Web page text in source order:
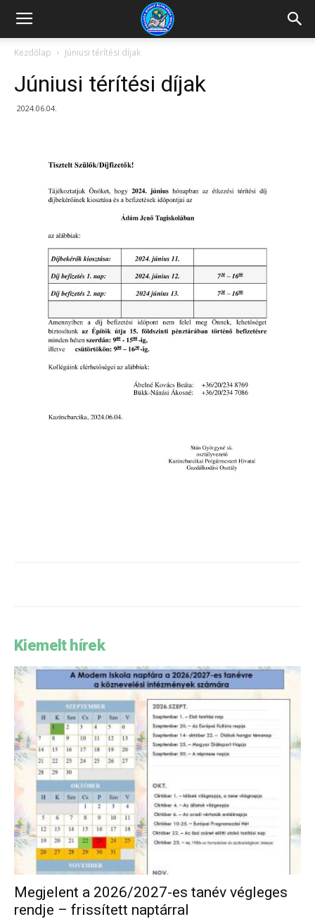
Kazincbarcikai
Pollack
Kezdőlap Júniusi térítési díjak
Júniusi térítési díjak
2024.06.04.
Kiemelt hírek
Megjelent a 2026/2027-es tanév végleges
rendje – frissített naptárral